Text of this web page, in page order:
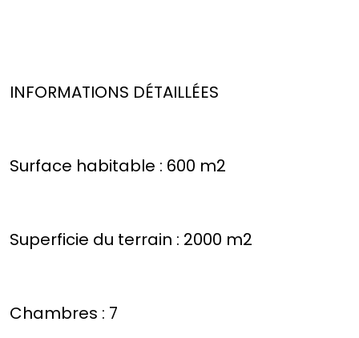
INFORMATIONS DÉTAILLÉES
Surface habitable : 600 m2
Superficie du terrain : 2000 m2
Chambres : 7